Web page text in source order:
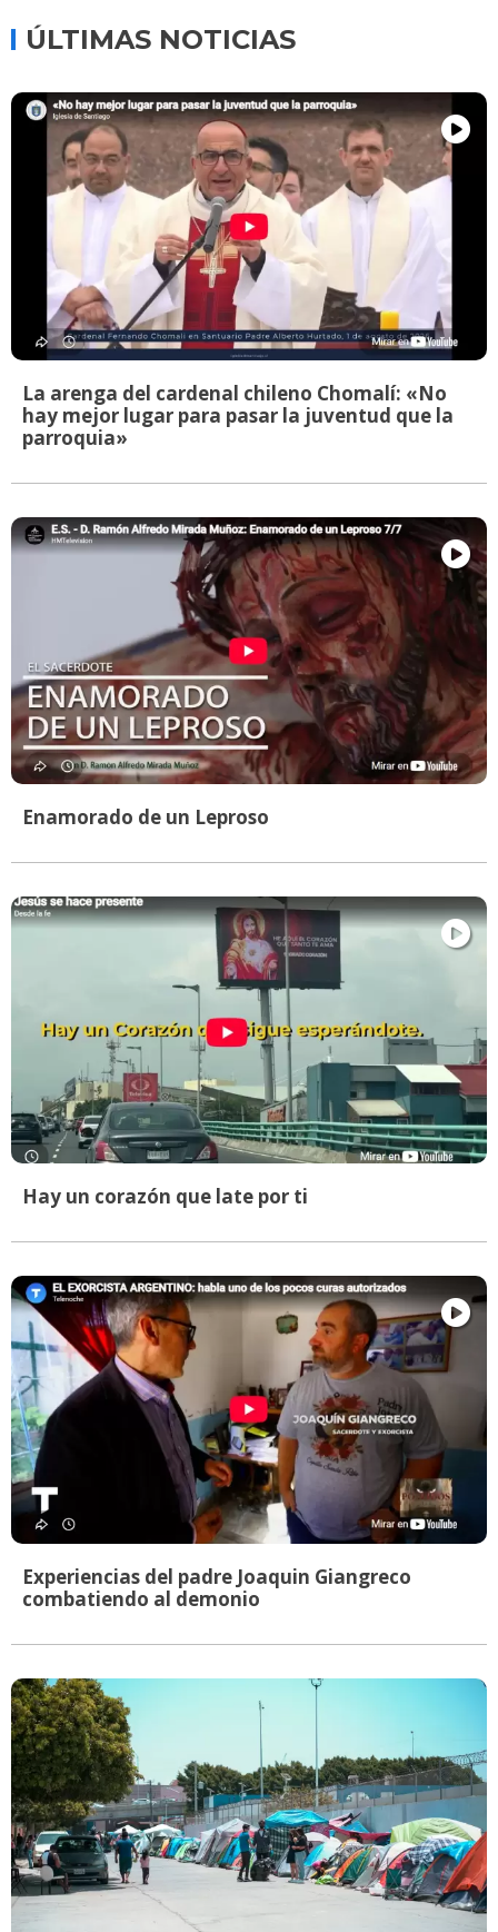
ÚLTIMAS NOTICIAS
La arenga del cardenal chileno Chomalí: «No
hay mejor lugar para pasar la juventud que la
parroquia»
Enamorado de un Leproso
Hay un corazón que late por ti
Experiencias del padre Joaquin Giangreco
combatiendo al demonio